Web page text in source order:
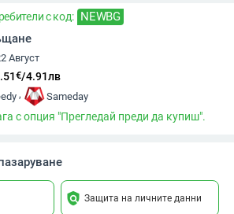
с код: NEWBG
Август
€/4.91лв
, Sameday
с опция "Прегледай преди да купиш".
policy Защита на личните данни